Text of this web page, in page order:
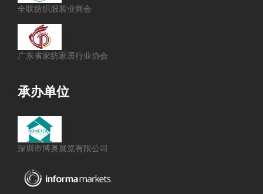
全联纺织服装业商会
广东省家纺家居行业协会
承办单位
深圳市博奥展览有限公司